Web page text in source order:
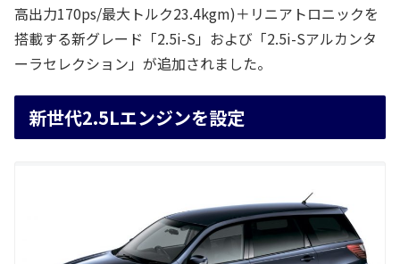
高出力170ps/最大トルク23.4kgm)＋リニアトロニックを
搭載する新グレード「2.5i-S」および「2.5i-Sアルカンタ
ーラセレクション」が追加されました。
新世代2.5Lエンジンを設定